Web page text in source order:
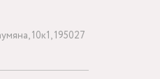
10к1, 195027